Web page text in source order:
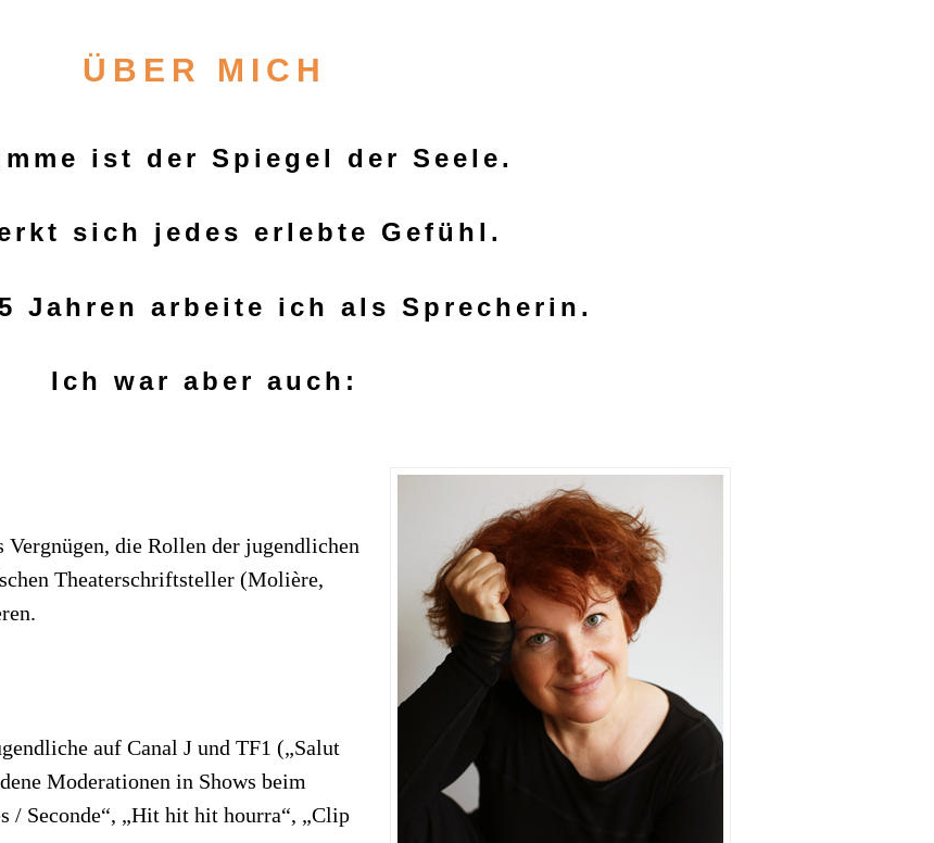
ÜBER MICH
ist der Spiegel der Seele.
sich jedes erlebte Gefühl.
Jahren arbeite ich als Sprecherin.
Ich war aber auch:
die Rollen der jugendlichen
Theaterschriftsteller (Molière,
auf Canal J und TF1 („Salut
Moderationen in Shows beim
/ Seconde“, „Hit hit hit hourra“, „Clip